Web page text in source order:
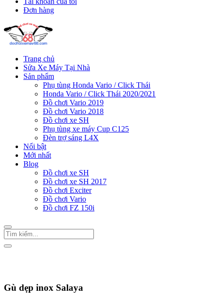
Đơn hàng
Trang chủ
Sửa Xe Máy Tại Nhà
Sản phẩm
Phụ tùng Honda Vario / Click Thái
Honda Vario / Click Thái 2020/2021
Đồ chơi Vario 2019
Đồ chơi Vario 2018
Đồ chơi xe SH
Phụ tùng xe máy Cup C125
Đèn trợ sáng L4X
Nổi bật
Mới nhất
Blog
Đồ chơi xe SH
Đồ chơi xe SH 2017
Đồ chơi Exciter
Đồ chơi Vario
Đồ chơi FZ 150i
Gù dẹp inox Salaya